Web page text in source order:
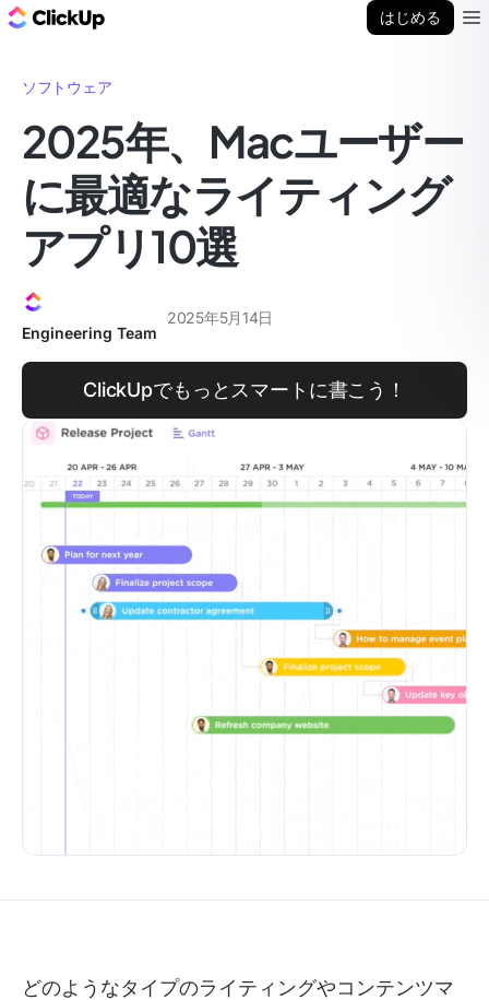
はじめる
ソフトウェア
2025年、Macユーザー
に最適なライティング
アプリ10選
Engineering Team
2025年5月14日
ClickUpでもっとスマートに書こう！
どのようなタイプのライティングやコンテンツマ